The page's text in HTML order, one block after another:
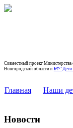
Совместный проект Министерства
Новгородской области и БФ "Дети
Главная Наши
Новости